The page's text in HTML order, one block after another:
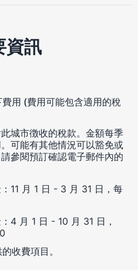
資訊
用 (費用可能包含適用的稅
城市徴收的稅款。金額每季
可能有其他情況可以豁免或
參閱預訂確認電子郵件內的
11 月 1 日 - 3 月 31 日，每
4 月 1 日 - 10 月 31 日，
收費項目。